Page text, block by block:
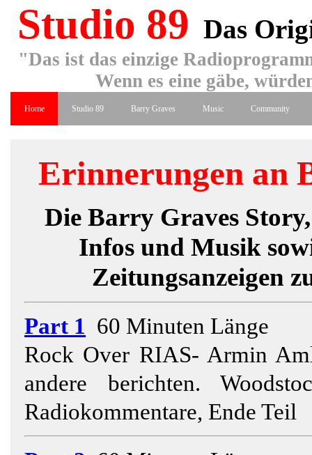
Studio 89 Das
"Das ist das einzige
Wenn es eine gäbe,
Home Studio 89 Barry Graves Music Community
Erinnerungen an
Die Barry Graves
Infos und Musik
Zeitungsanzeigen
Part 1 60 Minuten Länge
Rock Over RIAS- Armin
andere berichten.
Radiokommentare, Ende Teil